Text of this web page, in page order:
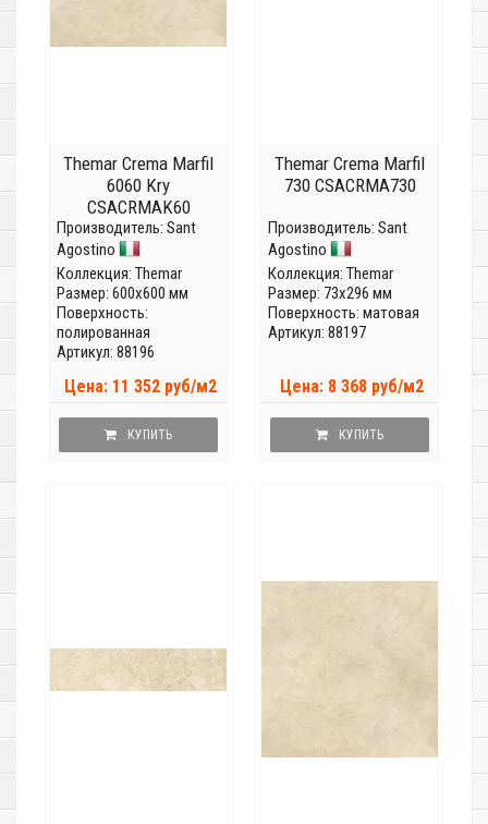
Themar Crema Marfil
6060 Kry
CSACRMAK60
Производитель: Sant
Agostino
Коллекция: Themar
Размер: 600x600 мм
Поверхность:
полированная
Артикул: 88196
Цена: 11 352 руб/м2
КУПИТЬ
Themar Crema Marfil
730 CSACRMA730
Производитель: Sant
Agostino
Коллекция: Themar
Размер: 73x296 мм
Поверхность: матовая
Артикул: 88197
Цена: 8 368 руб/м2
КУПИТЬ